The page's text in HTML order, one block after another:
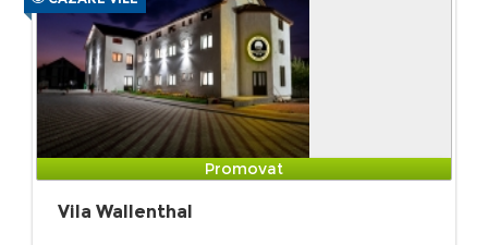
Promovat
Vila Wallenthal